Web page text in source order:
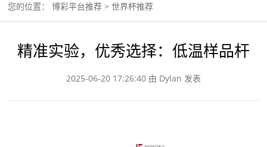
您的位置：博彩平台推荐 >世界杯推荐
精准实验，优秀选择：低温样品杆
2025-06-20 17:26:40 由 Dylan 发表